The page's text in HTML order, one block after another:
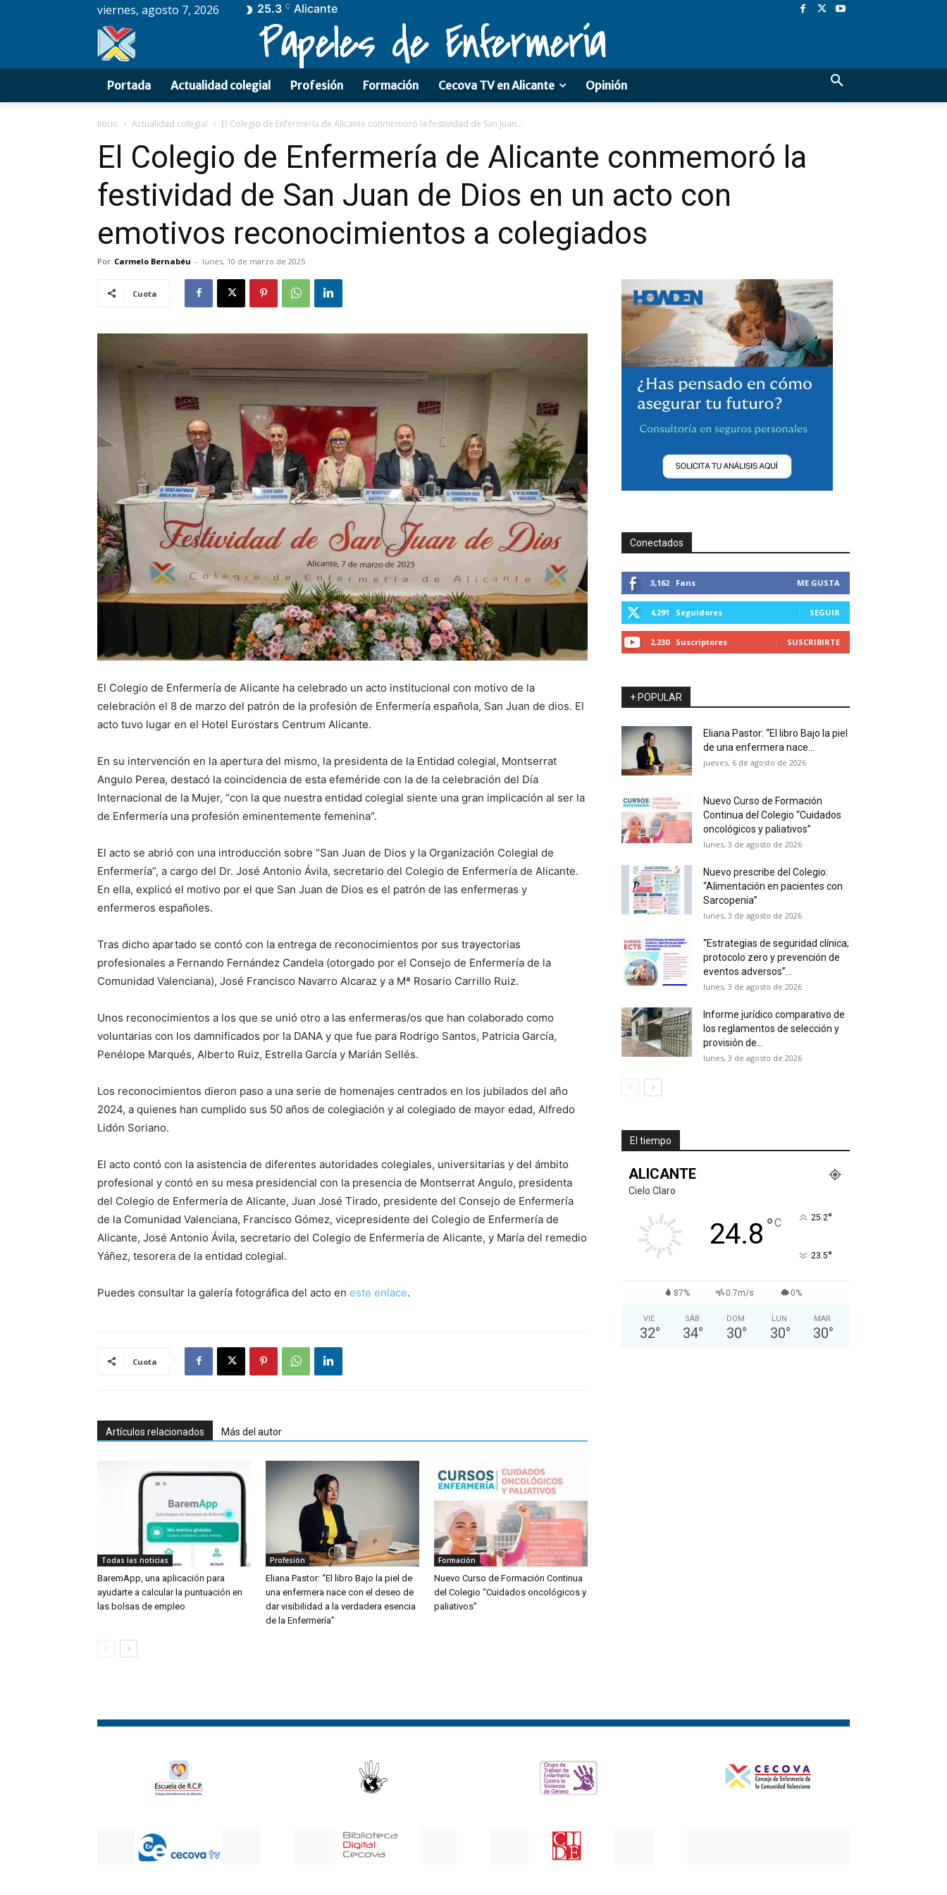
viernes, agosto 7, 2026 25.3 C Alicante
Papeles de Enfermería
Portada Actualidad colegial Profesión Formación Cecova TV en Alicante Opinión
Inicio Actualidad colegial El Colegio de Enfermería de Alicante conmemoró la festividad de San Juan...
El Colegio de Enfermería de Alicante conmemoró la
festividad de San Juan de Dios en un acto con
emotivos reconocimientos a colegiados
Por Carmelo Bernabéu - lunes, 10 de marzo de 2025
Cuota
El Colegio de Enfermería de Alicante ha celebrado un acto institucional con motivo de la
celebración el 8 de marzo del patrón de la profesión de Enfermería española, San Juan de dios. El
acto tuvo lugar en el Hotel Eurostars Centrum Alicante.
En su intervención en la apertura del mismo, la presidenta de la Entidad colegial, Montserrat
Angulo Perea, destacó la coincidencia de esta efeméride con la de la celebración del Día
Internacional de la Mujer, “con la que nuestra entidad colegial siente una gran implicación al ser la
de Enfermería una profesión eminentemente femenina”.
El acto se abrió con una introducción sobre “San Juan de Dios y la Organización Colegial de
Enfermería”, a cargo del Dr. José Antonio Ávila, secretario del Colegio de Enfermería de Alicante.
En ella, explicó el motivo por el que San Juan de Dios es el patrón de las enfermeras y
enfermeros españoles.
Tras dicho apartado se contó con la entrega de reconocimientos por sus trayectorias
profesionales a Fernando Fernández Candela (otorgado por el Consejo de Enfermería de la
Comunidad Valenciana), José Francisco Navarro Alcaraz y a Mª Rosario Carrillo Ruiz.
Unos reconocimientos a los que se unió otro a las enfermeras/os que han colaborado como
voluntarias con los damnificados por la DANA y que fue para Rodrigo Santos, Patricia García,
Penélope Marqués, Alberto Ruiz, Estrella García y Marián Sellés.
Los reconocimientos dieron paso a una serie de homenajes centrados en los jubilados del año
2024, a quienes han cumplido sus 50 años de colegiación y al colegiado de mayor edad, Alfredo
Lidón Soriano.
El acto contó con la asistencia de diferentes autoridades colegiales, universitarias y del ámbito
profesional y contó en su mesa presidencial con la presencia de Montserrat Angulo, presidenta
del Colegio de Enfermería de Alicante, Juan José Tirado, presidente del Consejo de Enfermería
de la Comunidad Valenciana, Francisco Gómez, vicepresidente del Colegio de Enfermería de
Alicante, José Antonio Ávila, secretario del Colegio de Enfermería de Alicante, y María del remedio
Yáñez, tesorera de la entidad colegial.
Puedes consultar la galería fotográfica del acto en este enlace.
Cuota
Artículos relacionados Más del autor
Todas las noticias
BaremApp, una aplicación para
ayudarte a calcular la puntuación en
las bolsas de empleo
Profesión
Eliana Pastor: “El libro Bajo la piel de
una enfermera nace con el deseo de
dar visibilidad a la verdadera esencia
de la Enfermería”
Formación
Nuevo Curso de Formación Continua
del Colegio “Cuidados oncológicos y
paliativos”
Conectados
3,162 Fans ME GUSTA
4,291 Seguidores SEGUIR
2,230 Suscriptores SUSCRIBIRTE
+ POPULAR
Eliana Pastor: “El libro Bajo la piel
de una enfermera nace...
jueves, 6 de agosto de 2026
Nuevo Curso de Formación
Continua del Colegio “Cuidados
oncológicos y paliativos”
lunes, 3 de agosto de 2026
Nuevo prescribe del Colegio:
“Alimentación en pacientes con
Sarcopenia”
lunes, 3 de agosto de 2026
“Estrategias de seguridad clínica;
protocolo zero y prevención de
eventos adversos”...
lunes, 3 de agosto de 2026
Informe jurídico comparativo de
los reglamentos de selección y
provisión de...
lunes, 3 de agosto de 2026
El tiempo
ALICANTE
Cielo Claro
24.8 °C 25.2°
23.5°
87% 0.7m/s 0%
VIE
32°
SÁB
34°
DOM
30°
LUN
30°
MAR
30°